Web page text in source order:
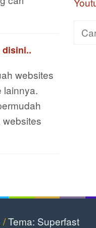
disini..
websites
lainnya.
Cari
/Tema: Superfast